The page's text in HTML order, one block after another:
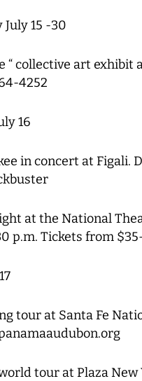
July 15 -30
“ collective art exhibit
4252
16
in concert at Figali.
at the National
p.m. Tickets from
tour at Santa Fe
tour at Plaza New